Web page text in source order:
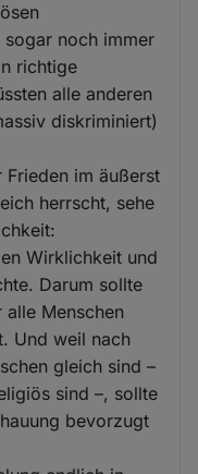
sogar noch immer
richtige
alle anderen
diskriminiert)
im äußerst
herrscht, sehe
Wirklichkeit und
Darum sollte
Menschen
Und weil nach
gleich sind –
sind –, sollte
bevorzugt